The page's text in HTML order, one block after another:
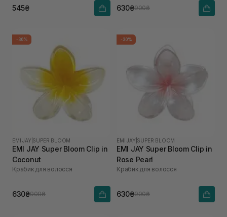
545₴ 630₴900₴
-30%
EMI JAY SUPER BLOOM
EMI JAY Super Bloom Clip in
Coconut
Крабик для волосся
630₴900₴
-30%
EMI JAY SUPER BLOOM
EMI JAY Super Bloom Clip in
Rose Pearl
Крабик для волосся
630₴900₴